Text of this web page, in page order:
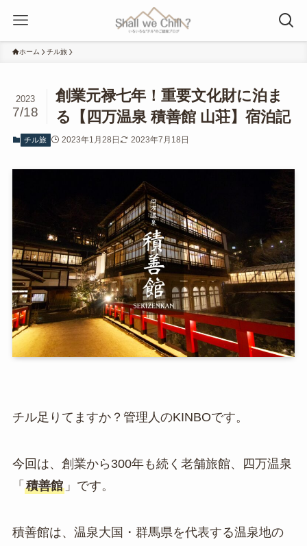
ホーム チル旅
創業元禄七年！重要文化財に泊ま
る【四万温泉 積善館 山荘】宿泊記
2023
7/18
チル旅 2023年1月28日 2023年7月18日
チル足りてますか？管理人のKINBOです。
今回は、創業から300年も続く老舗旅館、四万温泉
「 積善館」です。
積善館は、温泉大国・群馬県を代表する温泉地の